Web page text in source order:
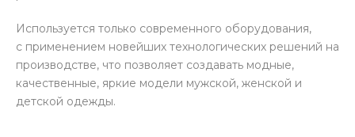
Используется только современного оборудования,
с применением новейших технологических решений на
производстве, что позволяет создавать модные,
качественные, яркие модели мужской, женской и
детской одежды.